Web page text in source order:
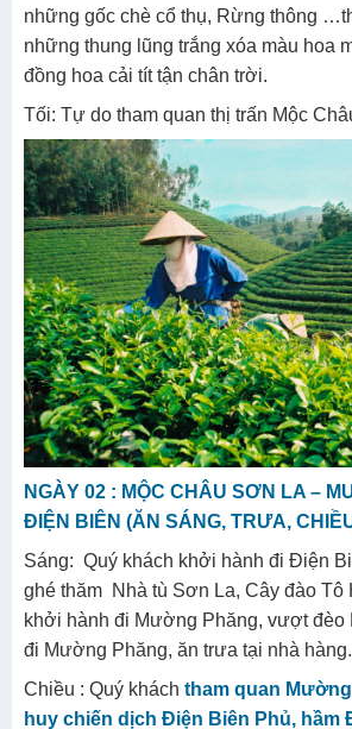
những gốc chè cổ thụ, Rừng thông
những thung lũng trắng xóa màu hoa
đồng hoa cải tít tận chân trời.
Tối: Tự do tham quan thị trấn Mộc
NGÀY 02 : MỘC CHÂU SƠN LA –
ĐIỆN BIÊN (ĂN SÁNG, TRƯA,
Sáng: Quý khách khởi hành đi Điện
ghé thăm Nhà tù Sơn La, Cây đào
khởi hành đi Mường Phăng, vượt đèo
đi Mường Phăng, ăn trưa tại nhà hàng.
Chiều : Quý khách tham quan
huy chiến dịch Điện Biên Phủ, hầm